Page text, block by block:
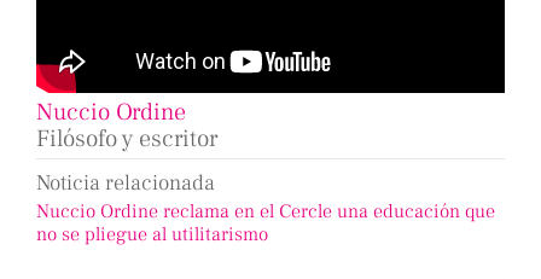
Nuccio Ordine
Filósofo y escritor
Noticia relacionada
Nuccio Ordine reclama en el Cercle una educación que
no se pliegue al utilitarismo